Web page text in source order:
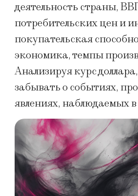
деятельность страны,
потребительских цен и
покупательская
экономика, темпы
Анализируя курс
забывать о событиях,
явлениях, наблюдаемых